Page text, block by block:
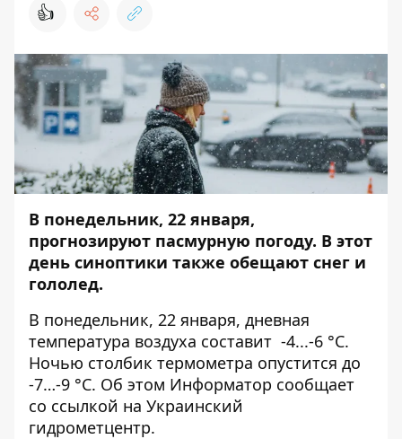
👍
В понедельник, 22 января,
прогнозируют пасмурную погоду. В этот
день синоптики также обещают снег и
гололед.
В понедельник, 22 января, дневная
температура воздуха составит -4...-6 °C.
Ночью столбик термометра опустится до
-7…-9 °C. Об этом Информатор сообщает
со ссылкой на Украинский
гидрометцентр.